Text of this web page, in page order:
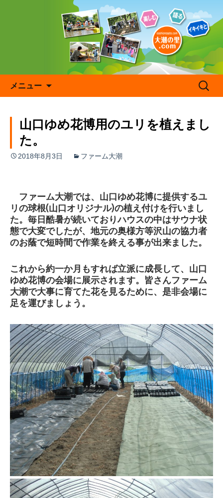
プ
メニュー
検
索:
山口ゆめ花博用のユリを植えまし
た。
2018年8月3日 ファーム大潮
ファーム大潮では、山口ゆめ花博に提供するユ
リの球根(山口オリジナル)の植え付けを行いまし
た。毎日酷暑が続いておりハウスの中はサウナ状
態で大変でしたが、地元の奥様方等沢山の協力者
のお蔭で短時間で作業を終える事が出来ました。
これから約一か月もすれば立派に成長して、山口
ゆめ花博の会場に展示されます。皆さんファーム
大潮で大事に育てた花を見るために、是非会場に
足を運びましょう。